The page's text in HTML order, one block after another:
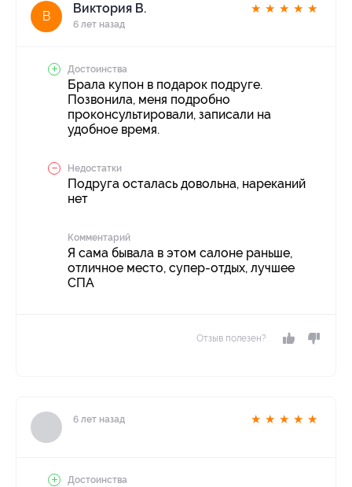
В
Виктория В.
6 лет назад
★ ★ ★ ★ ★
Достоинства
Брала купон в подарок подруге.
Позвонила, меня подробно
проконсультировали, записали на
удобное время.
Недостатки
Подруга осталась довольна, нареканий
нет
Комментарий
Я сама бывала в этом салоне раньше,
отличное место, супер-отдых, лучшее
СПА
Отзыв полезен?
6 лет назад ★ ★ ★ ★ ★
Достоинства